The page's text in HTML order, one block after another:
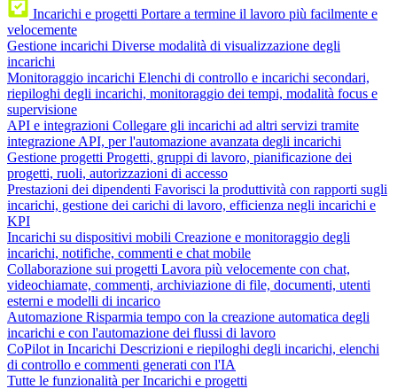
Incarichi e progetti Portare a termine il lavoro più facilmente e
velocemente
Gestione incarichi Diverse modalità di visualizzazione degli
incarichi
Monitoraggio incarichi Elenchi di controllo e incarichi secondari,
riepiloghi degli incarichi, monitoraggio dei tempi, modalità focus e
supervisione
API e integrazioni Collegare gli incarichi ad altri servizi tramite
integrazione API, per l'automazione avanzata degli incarichi
Gestione progetti Progetti, gruppi di lavoro, pianificazione dei
progetti, ruoli, autorizzazioni di accesso
Prestazioni dei dipendenti Favorisci la produttività con rapporti sugli
incarichi, gestione dei carichi di lavoro, efficienza negli incarichi e
KPI
Incarichi su dispositivi mobili Creazione e monitoraggio degli
incarichi, notifiche, commenti e chat mobile
Collaborazione sui progetti Lavora più velocemente con chat,
videochiamate, commenti, archiviazione di file, documenti, utenti
esterni e modelli di incarico
Automazione Risparmia tempo con la creazione automatica degli
incarichi e con l'automazione dei flussi di lavoro
CoPilot in Incarichi Descrizioni e riepiloghi degli incarichi, elenchi
di controllo e commenti generati con l'IA
Tutte le funzionalità per Incarichi e progetti